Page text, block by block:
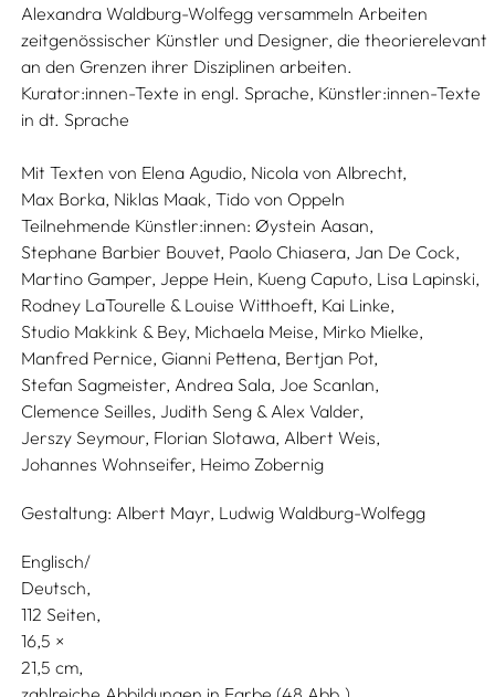
Alexandra Waldburg-Wolfegg versammeln Arbeiten
zeitgenössischer Künstler und Designer, die theorierelevant
an den Grenzen ihrer Disziplinen arbeiten.
Kurator:innen-Texte in engl. Sprache, Künstler:innen-Texte
in dt. Sprache
Mit Texten von Elena Agudio, Nicola von Albrecht,
Max Borka, Niklas Maak, Tido von Oppeln
Teilnehmende Künstler:innen: Øystein Aasan,
Stephane Barbier Bouvet, Paolo Chiasera, Jan De Cock,
Martino Gamper, Jeppe Hein, Kueng Caputo, Lisa Lapinski,
Rodney LaTourelle & Louise Witthoeft, Kai Linke,
Studio Makkink & Bey, Michaela Meise, Mirko Mielke,
Manfred Pernice, Gianni Pettena, Bertjan Pot,
Stefan Sagmeister, Andrea Sala, Joe Scanlan,
Clemence Seilles, Judith Seng & Alex Valder,
Jerszy Seymour, Florian Slotawa, Albert Weis,
Johannes Wohnseifer, Heimo Zobernig
Gestaltung: Albert Mayr, Ludwig Waldburg-Wolfegg
Englisch/
Deutsch
112 Seiten,
16,5
21,5